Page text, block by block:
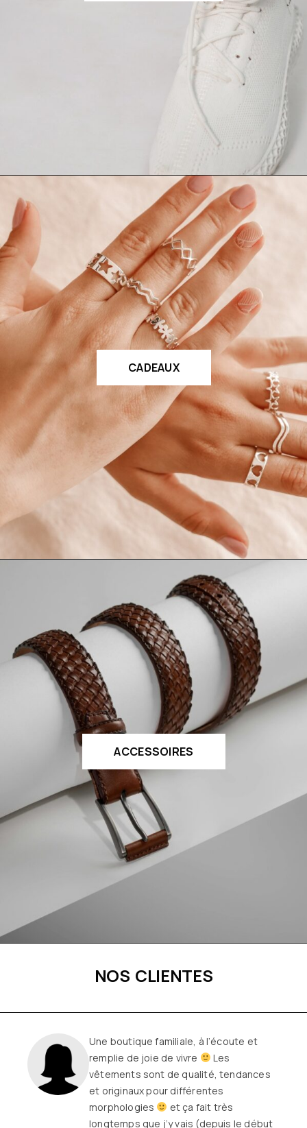
CADEAUX
ACCESSOIRES
NOS CLIENTES
Une boutique familiale, à l’écoute et
remplie de joie de vivre
Les
vêtements sont de qualité, tendances
et originaux pour différentes
morphologies
et ça fait très
longtemps que j’y vais (depuis le début